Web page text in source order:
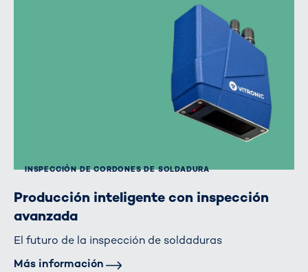
INSPECCIÓN DE CORDONES DE SOLDADURA
Producción inteligente con inspección
avanzada
El futuro de la inspección de soldaduras
Más información